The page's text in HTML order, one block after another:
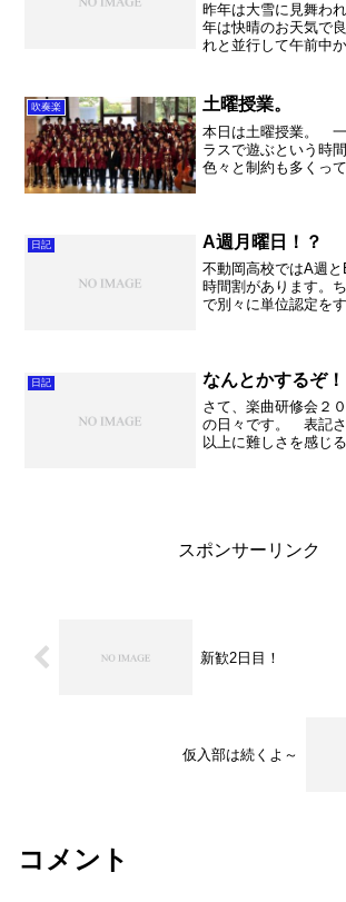
昨年は大雪に見舞わ
年は快晴のお天気で
れと並行して午前中
朝の積み込みから。
切らないので、仕方が
吹奏楽 土曜授業。
本日は土曜授業。 一
ラスで遊ぶという時
色々と制約も多くっ
はすぐに学校を出て投
日記 A週月曜日！？
不動岡高校ではA週
時間割があります。
で別々に単位認定を
いので、授業時数は「
日記 なんとかするぞ！
さて、楽曲研修会２
の日々です。 表記
以上に難しさを感じ
スポンサーリンク
新歓2日目！
仮入部は続くよ～
コメント